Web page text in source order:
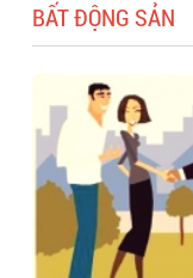
BẤT ĐỘNG SẢN